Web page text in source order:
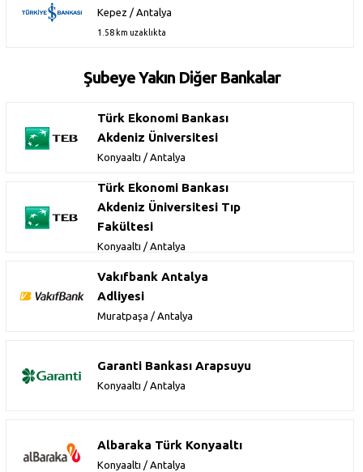
Kepez / Antalya
1.58 km uzaklıkta
Şubeye Yakın Diğer Bankalar
Türk Ekonomi Bankası
Akdeniz Üniversitesi
Konyaaltı / Antalya
Türk Ekonomi Bankası
Akdeniz Üniversitesi Tıp
Fakültesi
Konyaaltı / Antalya
Vakıfbank Antalya
Adliyesi
Muratpaşa / Antalya
Garanti Bankası Arapsuyu
Konyaaltı / Antalya
Albaraka Türk Konyaaltı
Konyaaltı / Antalya